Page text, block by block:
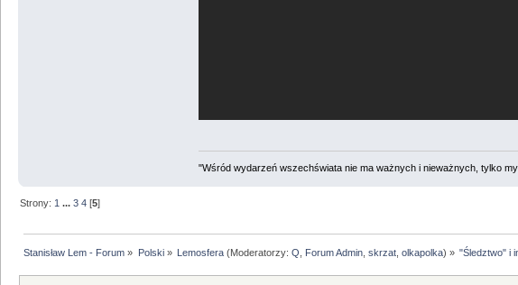
"Wśród wydarzeń wszechświata nie ma ważnych i nieważnych, tylko
Strony: 1 ...3 4 [5]
Stanisław Lem - Forum » Polski» Lemosfera(Moderatorzy: Q Forum Admin, skrzat, olkapolka) » "Śledztwo" i